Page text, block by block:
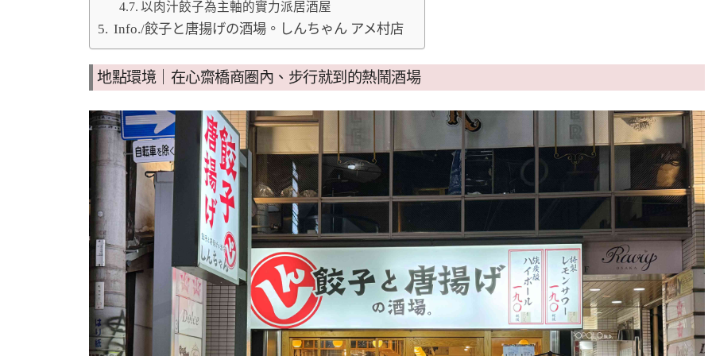
以肉汁餃子為主軸的實力派居酒屋
Info./餃子と唐揚げの酒場。しんちゃん アメ村店
地點環境｜在心齋橋商圈內、步行就到的熱鬧酒場